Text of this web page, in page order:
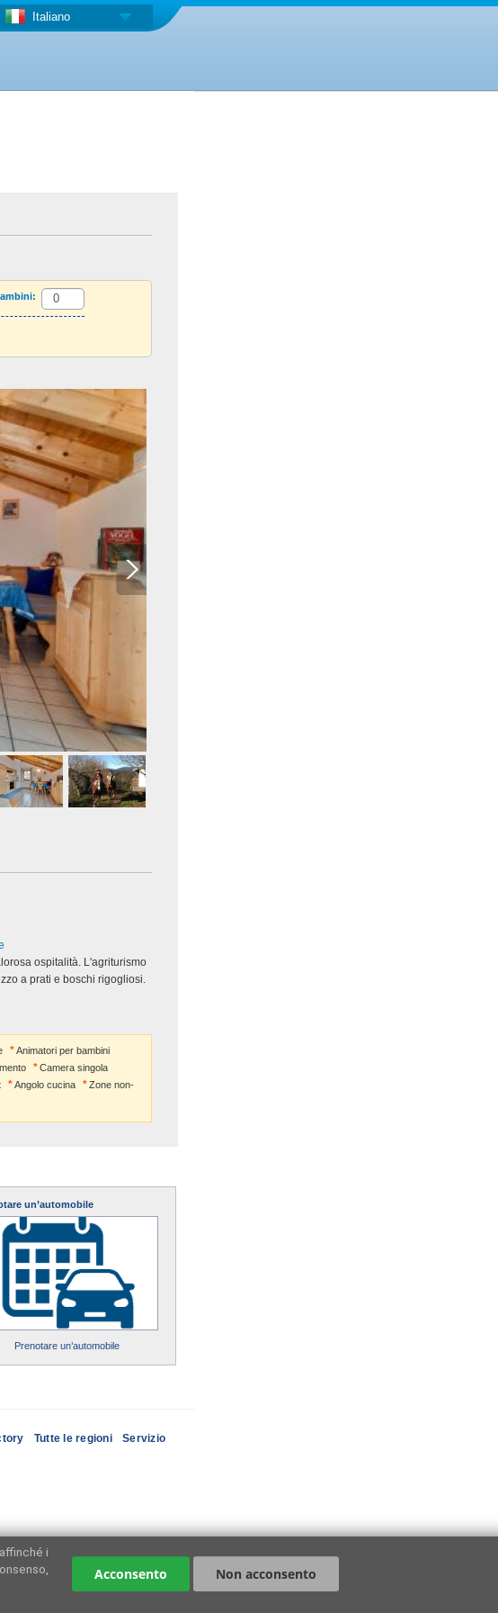
Italiano
ospitalità. L'agriturismo
a prati e boschi rigogliosi.
Animatori per bambini
Camera singola
Angolo cucina
Zone non-
un’automobile
Prenotare un’automobile
Tutte le regioni
Servizio
i